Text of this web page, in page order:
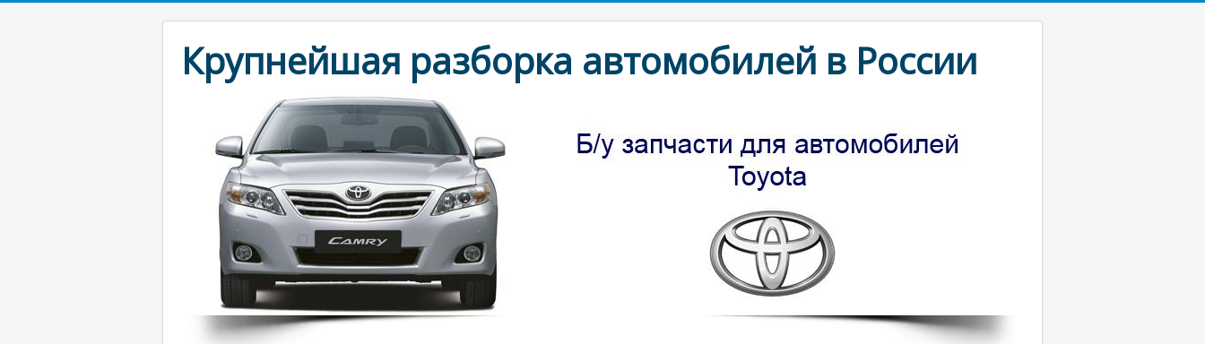
Крупнейшая разборка автомобилей в России